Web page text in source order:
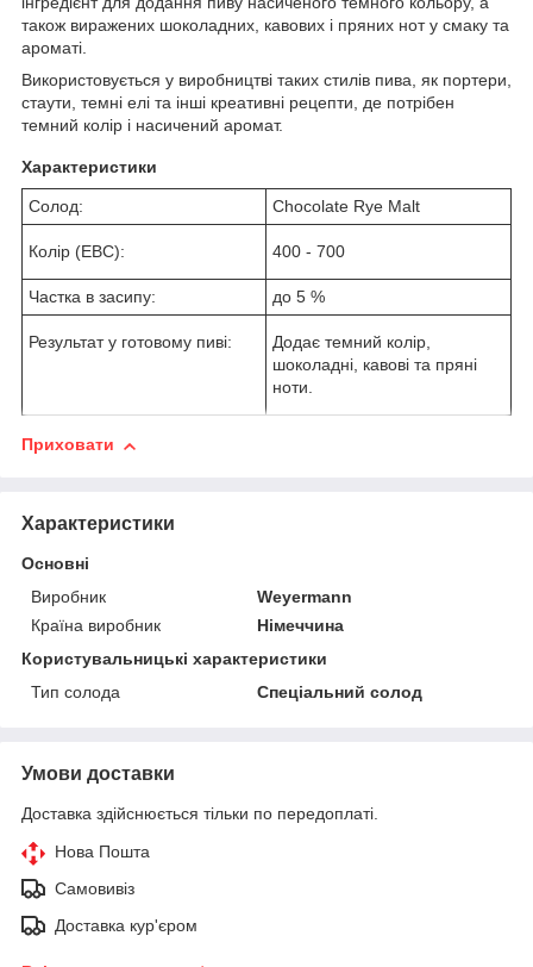
також виражених шоколадних, кавових і пряних нот у смаку та
ароматі.
Використовується у виробництві таких стилів пива, як портери,
стаути, темні елі та інші креативні рецепти, де потрібен
темний колір і насичений аромат.
Характеристики
Солод: Chocolate Rye Malt
Колір (EBC): 400 - 700
Частка в засипу: до 5 %
Результат у готовому пиві:
Додає темний колір,
шоколадні, кавові та пряні
ноти.
Приховати
Характеристики
Основні
Виробник
Weyermann
Країна виробник
Німеччина
Користувальницькі характеристики
Тип солода
Спеціальний солод
Умови доставки
Доставка здійснюється тільки по передоплаті.
Нова Пошта
Самовивіз
Доставка кур'єром